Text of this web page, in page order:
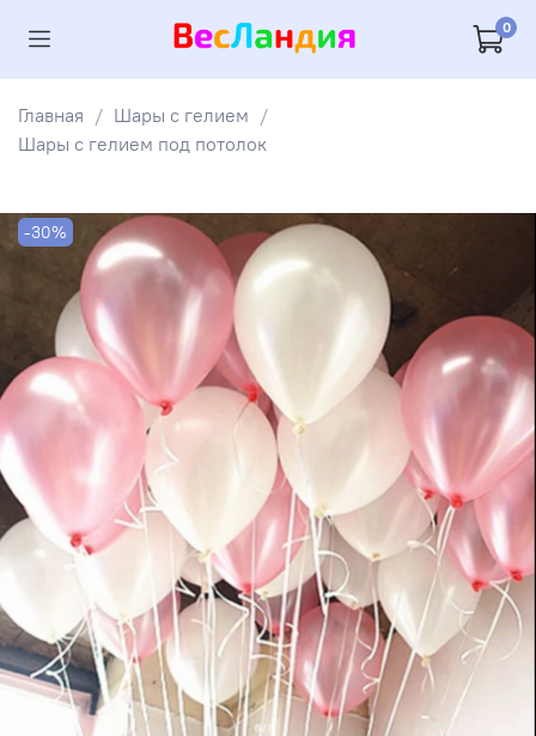
0
Главная
Шары с гелием
Шары с гелием под потолок
-30%